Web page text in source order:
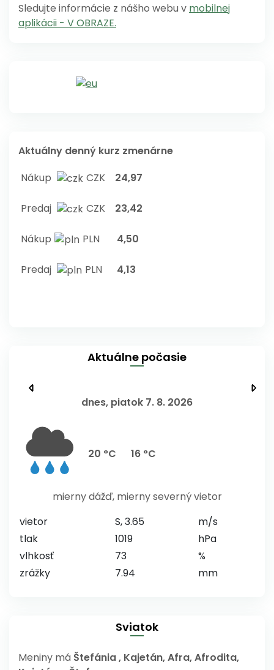
Sledujte informácie z nášho webu v mobilnej
aplikácii - V OBRAZE.
Aktuálny denný kurz zmenárne
Nákup
CZK 24,97
Predaj CZK 23,42
Nákup PLN 4,50
Predaj PLN 4,13
Aktuálne počasie
dnes, piatok 7. 8. 2026
20 °C 16 °C
mierny dážď, mierny severný vietor
vietor
S, 3.65
m/s
tlak
1019
hPa
vlhkosť
73
%
zrážky
7.94 mm
Sviatok
Meniny má Štefánia, Kajetán, Afra, Afrodita,